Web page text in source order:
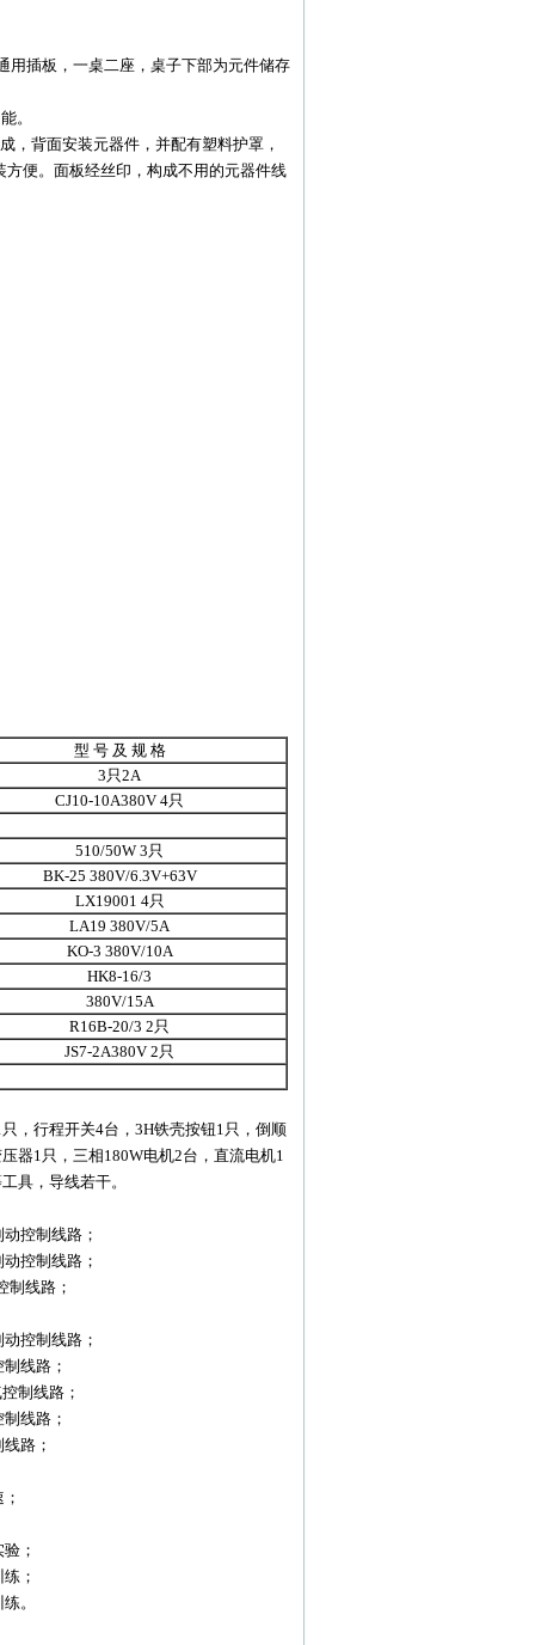
用插板，一桌二座，桌子下部为元件储存
。
，背面安装元器件，并配有塑料护罩，
便。面板经丝印，构成不用的元器件线
型 号 及 规 格
3只2A
CJ10-10A380V 4只
510/50W 3只
BK-25 380V/6.3V+63V
LX19001 4只
LA19 380V/5A
KO-3 380V/10A
HK8-16/3
380V/15A
R16B-20/3 2只
JS7-2A380V 2只
行程开关4台，3H铁壳按钮1只，倒顺
器1只，三相180W电机2台，直流电机1
具，导线若干。
控制线路；
控制线路；
制线路；
控制线路；
线路；
制线路；
线路；
路；
；
；
。